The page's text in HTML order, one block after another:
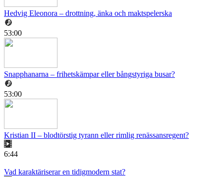
Hedvig Eleonora – drottning, änka och maktspelerska
53:00
Snapphanarna – frihetskämpar eller bångstyriga busar?
53:00
Kristian II – blodtörstig tyrann eller rimlig renässansregent?
6:44
Vad karaktäriserar en tidigmodern stat?